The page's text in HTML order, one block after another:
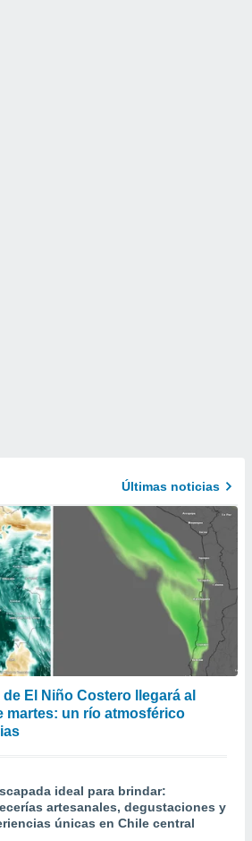
Últimas noticias
El Niño Costero llegará al
martes: un río atmosférico
ideal para brindar:
artesanales, degustaciones y
únicas en Chile central